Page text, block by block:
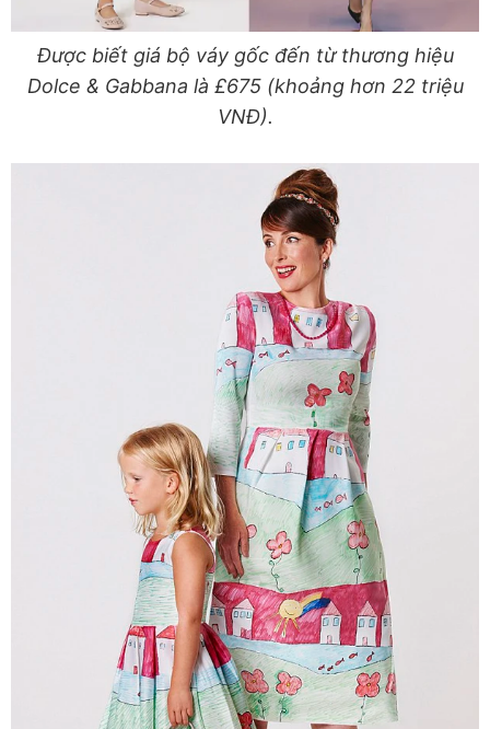
Được biết giá bộ váy gốc đến từ thương hiệu
Dolce & Gabbana là £675 (khoảng hơn 22 triệu
VNĐ).